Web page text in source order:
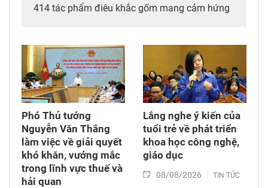
414 tác phẩm điêu khắc gốm mang cảm hứng
Ninh, các nghệ nhân làng nghề Phù Lãng (tỉnh
Bắc Ninh) và đông đảo du khách trong, ngoài
nước.
Phó Thủ tướng
Nguyễn Văn Thắng
làm việc về giải quyết
khó khăn, vướng mắc
trong lĩnh vực thuế và
hải quan
Lắng nghe ý kiến của
tuổi trẻ về phát triển
khoa học công nghệ,
giáo dục
08/08/2026 TIN TỨC